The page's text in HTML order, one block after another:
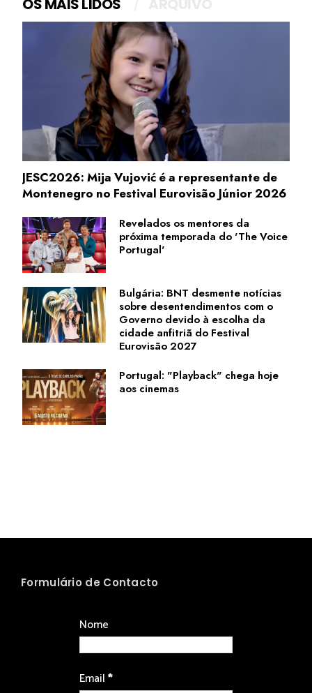
OS MAIS LIDOS
JESC2026: Mija Vujović é a representante de
Montenegro no Festival Eurovisão Júnior 2026
Revelados os mentores da
próxima temporada do 'The Voice
Portugal'
Bulgária: BNT desmente notícias
sobre desentendimentos com o
Governo devido à escolha da
cidade anfitriã do Festival
Eurovisão 2027
Portugal: "Playback" chega hoje
aos cinemas
Formulário de Contacto
Nome
Email*